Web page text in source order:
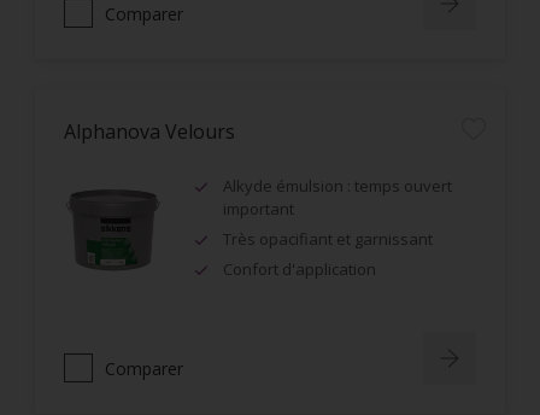
Comparer
Alphanova Velours
Alkyde émulsion : temps ouvert
important
Très opacifiant et garnissant
Confort d'application
Comparer